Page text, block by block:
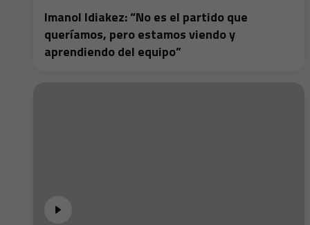
Imanol Idiakez: “No es el partido que
queríamos, pero estamos viendo y
aprendiendo del equipo”